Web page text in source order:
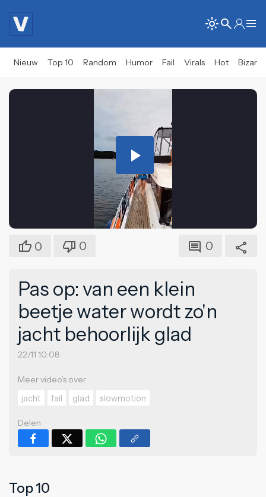
Nieuw Top 10 Random Humor Fail Virals Hot Bizar
Play
Video
0 0 0
Pas op: van een klein
beetje water wordt zo'n
jacht behoorlijk glad
22/11 10:08
Meer video's over
jacht
fail glad slowmotion
Delen
Top 10